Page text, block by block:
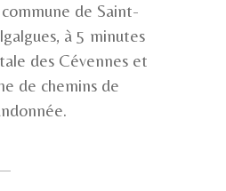
de Saint-
à 5 minutes
des Cévennes et
de chemins de